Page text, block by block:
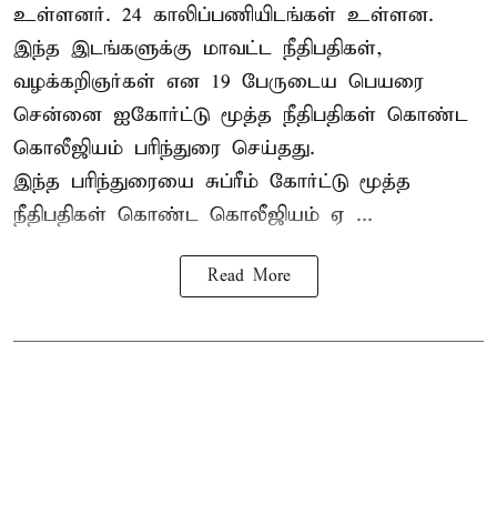
உள்ளனர். 24 காலிப்பணியிடங்கள் உள்ளன.
இந்த இடங்களுக்கு மாவட்ட நீதிபதிகள்,
வழக்கறிஞர்கள் என 19 பேருடைய பெயரை
சென்னை ஐகோர்ட்டு மூத்த நீதிபதிகள் கொண்ட
கொலீஜியம் பரிந்துரை செய்தது.
இந்த பரிந்துரையை சுப்ரீம் கோர்ட்டு மூத்த
நீதிபதிகள் கொண்ட கொலீஜியம் ஏ ...
Read More